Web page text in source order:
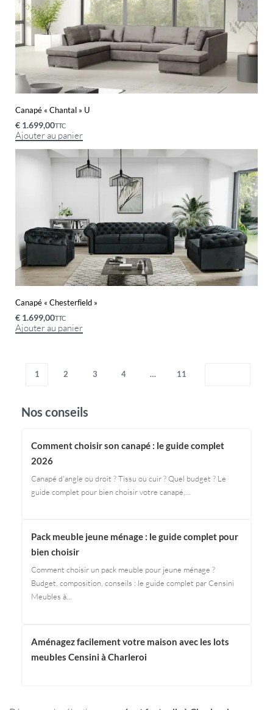
Canapé « Chantal » U
€ 1.699,00TTC
Ajouter au panier
Canapé « Chesterfield »
€ 1.699,00TTC
Ajouter au panier
1 2 3 4 … 11
Nos conseils
Comment choisir son canapé : le guide complet
2026
Canapé d'angle ou droit ? Tissu ou cuir ? Quel budget ? Le
guide complet pour bien choisir votre canapé,…
Pack meuble jeune ménage : le guide complet pour
bien choisir
Comment choisir un pack meuble pour jeune ménage ?
Budget, composition, conseils : le guide complet par Censini
Meubles à…
Aménagez facilement votre maison avec les lots
meubles Censini à Charleroi